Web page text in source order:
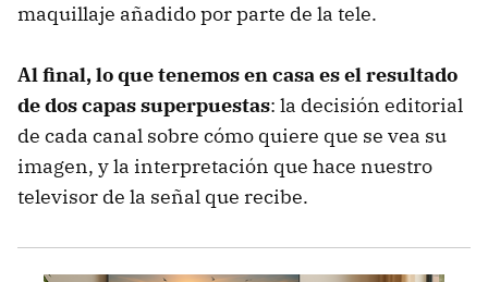
maquillaje añadido por parte de la tele.
Al final, lo que tenemos en casa es el resultado
de dos capas superpuestas: la decisión editorial
de cada canal sobre cómo quiere que se vea su
imagen, y la interpretación que hace nuestro
televisor de la señal que recibe.